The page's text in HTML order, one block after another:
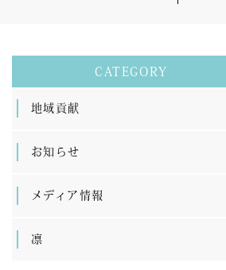
CATEGORY
地域貢献
お知らせ
メディア情報
凛